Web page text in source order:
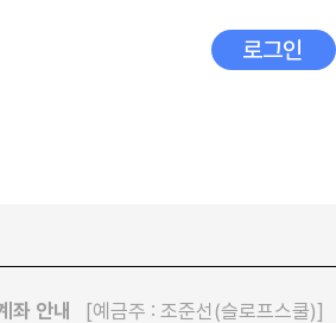
로그인
좌 안내
[예금주 : 조준선(슬로프스쿨)]